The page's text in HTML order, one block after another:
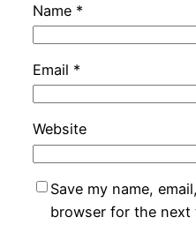
Name *
Email *
Website
Save my name,
browser for the next